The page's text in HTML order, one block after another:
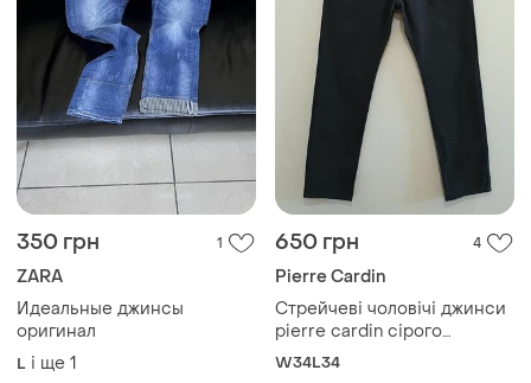
350 грн 1
ZARA
Идеальные джинсы
оригинал
L і ще 1
650 грн 4
Pierre Cardin
Стрейчеві чоловічі джинси
pierre cardin сірого
кольору, оригінал, w34 l34
W34L34